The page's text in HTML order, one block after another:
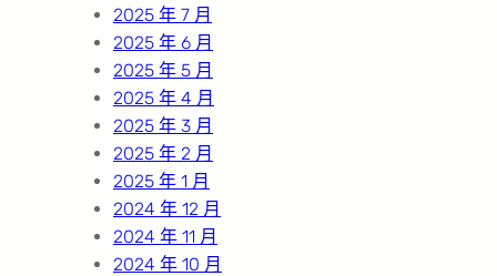
2025 年 7 月
2025 年 6 月
2025 年 5 月
2025 年 4 月
2025 年 3 月
2025 年 2 月
2025 年 1 月
2024 年 12 月
2024 年 11 月
2024 年 10 月